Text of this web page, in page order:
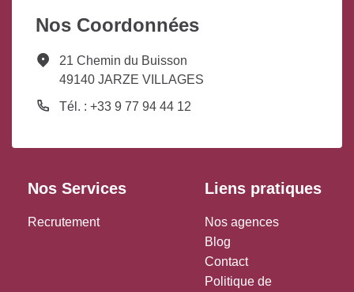
Nos Coordonnées
21 Chemin du Buisson
49140 JARZE VILLAGES
Tél. : +33 9 77 94 44 12
Nos Services
Recrutement
Liens pratiques
Nos agences
Blog
Contact
Politique de